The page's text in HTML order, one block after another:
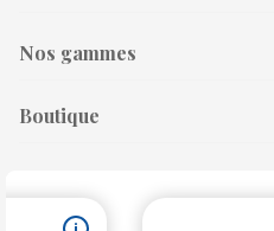
Nos gammes
Boutique